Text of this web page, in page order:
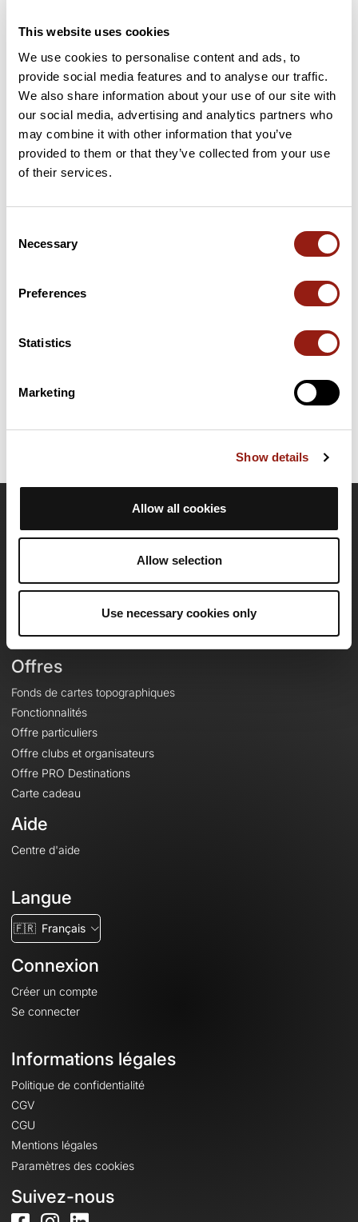
This website uses cookies
We use cookies to personalise content and ads, to
provide social media features and to analyse our traffic.
We also share information about your use of our site with
our social media, advertising and analytics partners who
may combine it with other information that you’ve
provided to them or that they’ve collected from your use
of their services.
Selection
Necessary
Preferences
Statistics
Marketing
Show details
Allow all cookies
Allow selection
Use necessary cookies only
Cols le long du parcours
10 km
Résumé
Gap. Il présente une ascension cumulée de plus de 870m.
Prévoyez environ 6 heures et 26 minutes pour réaliser ce
Dernière modification de la fiche parcours: 17 décembre 2016 à 16:03:52.
Identifiant du parcours: 6865616
OpenRunner
À propos
Le Mag'
Offres
Fonds de cartes topographiques
Fonctionnalités
Offre particuliers
Offre clubs et organisateurs
Offre PRO Destinations
Carte cadeau
Aide
Centre d'aide
Langue
🇫🇷 Français
Connexion
Créer un compte
Se connecter
Informations légales
Politique de confidentialité
CGV
CGU
Mentions légales
Paramètres des cookies
Suivez-nous